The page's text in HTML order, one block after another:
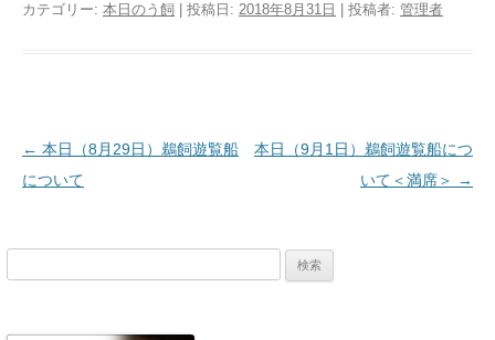
カテゴリー: 本日のう飼 | 投稿日: 2018年8月31日 投稿者: 管理者
投稿ナビゲーション
← 本日（8月29日）鵜飼遊覧船
について
本日（9月1日）鵜飼遊覧船につ
いて＜満席＞ →